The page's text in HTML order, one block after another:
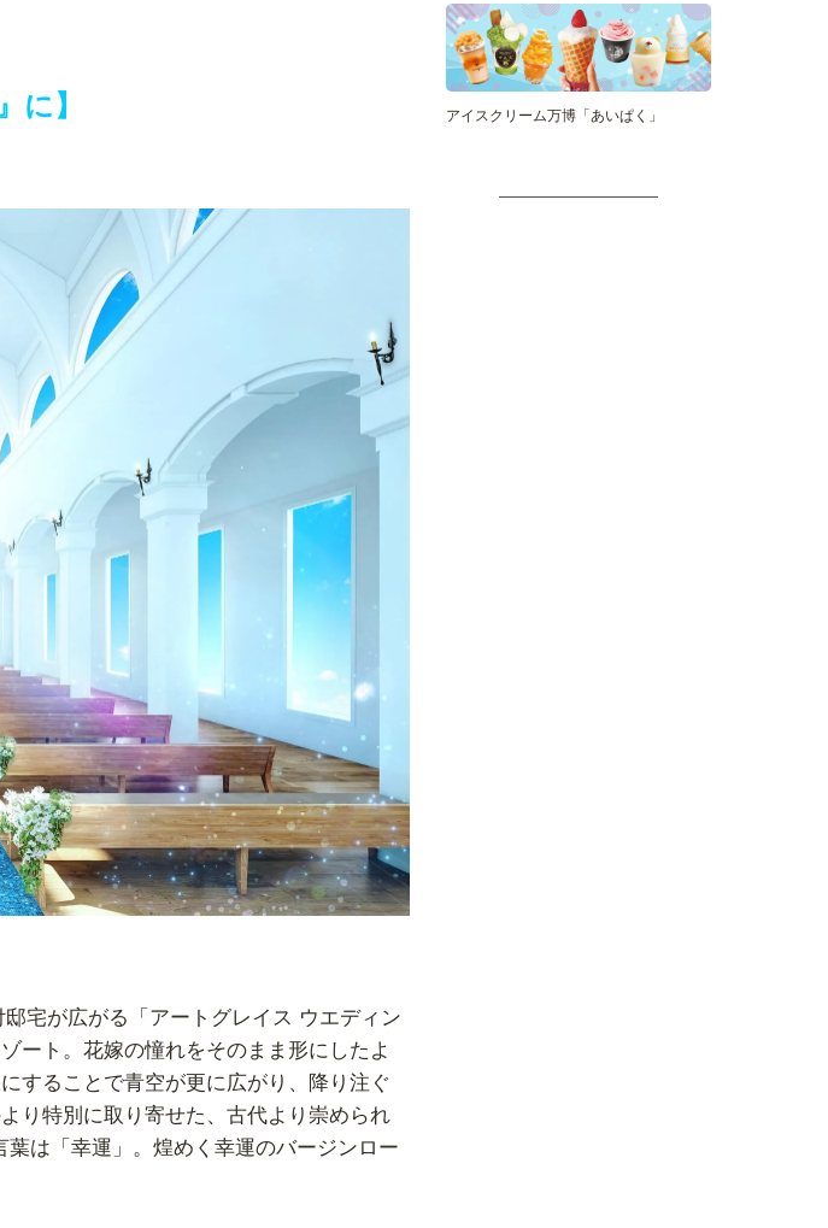
に】
宅が広がる「アートグレイス ウエディン
ート。花嫁の憧れをそのまま形にしたよ
することで青空が更に広がり、降り注ぐ
り特別に取り寄せた、古代より崇められ
葉は「幸運」。煌めく幸運のバージンロー
アイスクリーム万博「あいぱく」